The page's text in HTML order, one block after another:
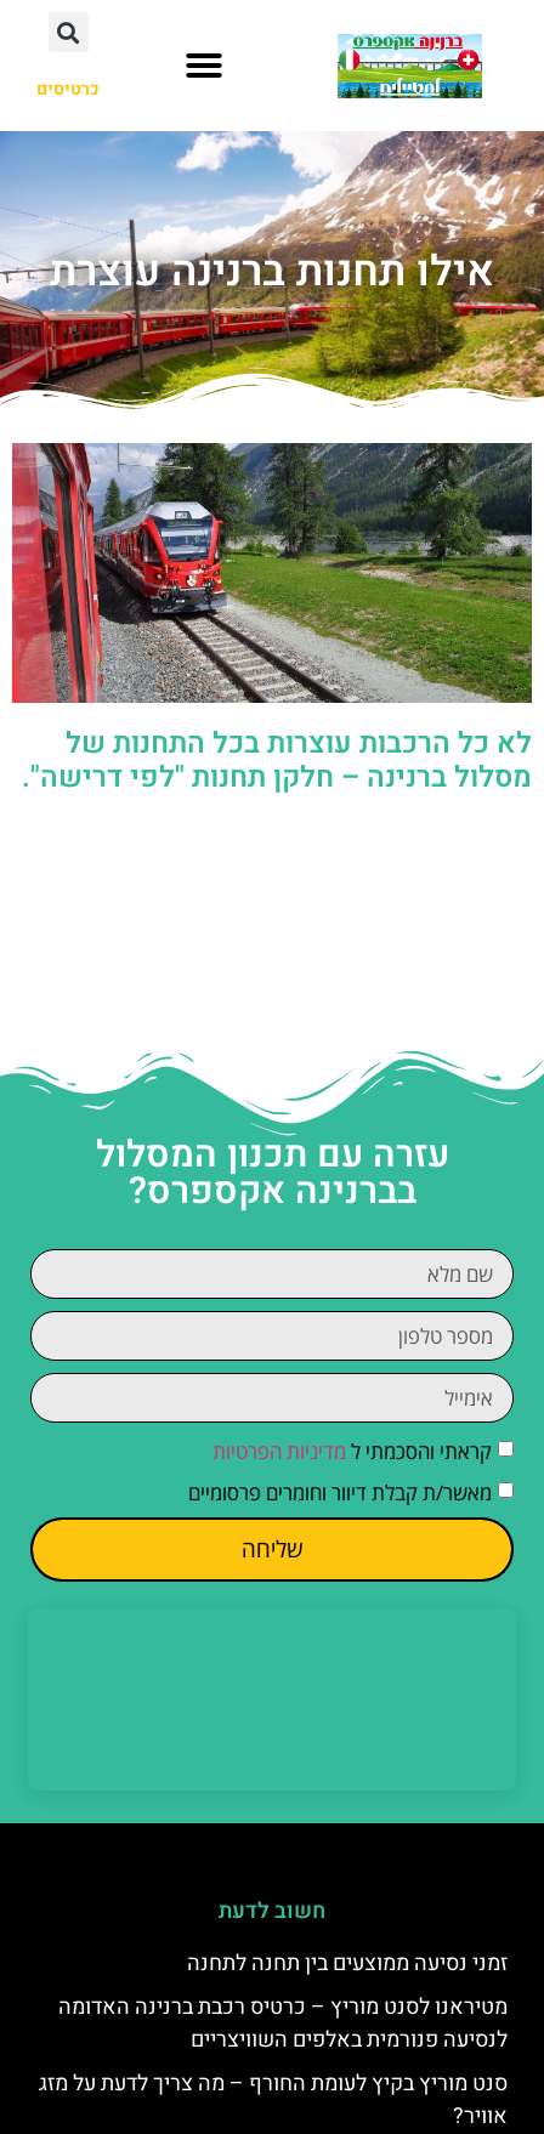
כרטיסים
אילו תחנות ברנינה עוצרת
לא כל הרכבות עוצרות בכל התחנות של
מסלול ברנינה – חלקן תחנות "לפי דרישה".
עזרה עם תכנון המסלול
בברנינה אקספרס?
קראתי והסכמתי ל מדיניות הפרטיות
מאשר/ת קבלת דיוור וחומרים פרסומיים
שליחה
חשוב לדעת
זמני נסיעה ממוצעים בין תחנה לתחנה
מטיראנו לסנט מוריץ – כרטיס רכבת ברנינה האדומה
לנסיעה פנורמית באלפים השוויצריים
סנט מוריץ בקיץ לעומת החורף – מה צריך לדעת על מזג
אוויר?